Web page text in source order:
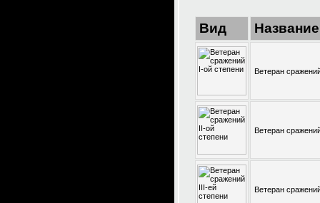
Вид Название
Ветеран
Ветеран
Ветеран